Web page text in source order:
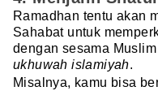
Ramadhan tentu akan
Sahabat untuk
dengan sesama
ukhuwah islamiyah.
Misalnya, kamu bisa